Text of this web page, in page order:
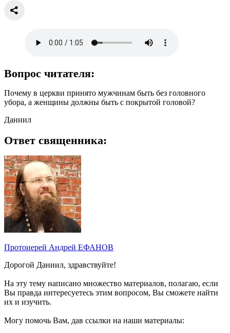
Вопрос читателя:
Почему в церкви принято мужчинам быть без головного
убора, а женщины должны быть с покрытой головой?
Даниил
Ответ священника:
Протоиерей Андрей ЕФАНОВ
Дорогой Даниил, здравствуйте!
На эту тему написано множество материалов, полагаю, если
Вы правда интересуетесь этим вопросом, Вы сможете найти
их и изучить.
Могу помочь Вам, дав ссылки на наши материалы: